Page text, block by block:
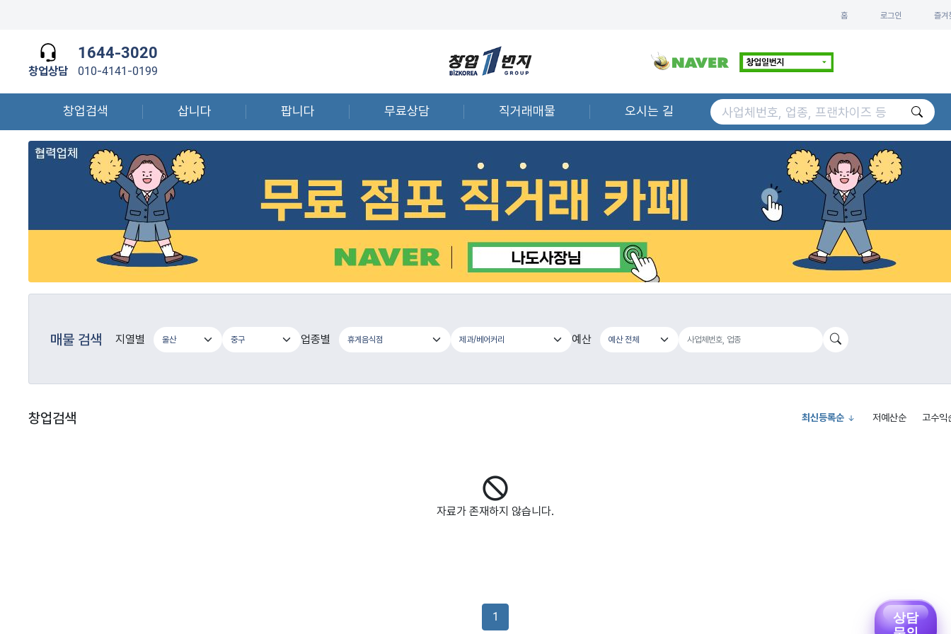
홈 로그인 즐겨
창업상담
1644-3020
010-4141-0199
창업검색 삽니다 팝니다 무료상담 직거래매물 오시는 길
매물 검색 지열별 업종별 예산
창업검색 최신등록순 저예산순 고수익
자료가 존재하지 않습니다.
1
상담